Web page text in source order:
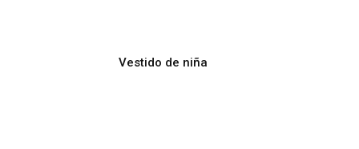
Vestido de niña